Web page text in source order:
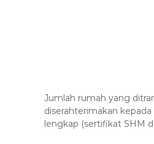
Jumlah rumah yang
diserahterimakan
lengkap (sertifikat SHM